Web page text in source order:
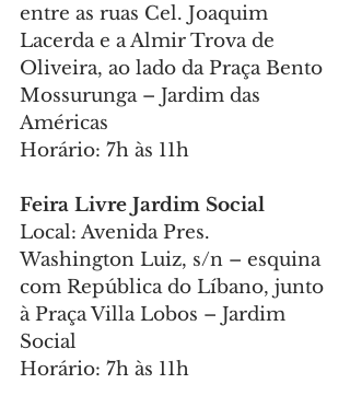
entre as ruas Cel. Joaquim
Lacerda e a Almir Trova de
Oliveira, ao lado da Praça Bento
Mossurunga – Jardim das
Américas
Horário: 7h às 11h
Feira Livre Jardim Social
Local: Avenida Pres.
Washington Luiz, s/n – esquina
com República do Líbano, junto
à Praça Villa Lobos – Jardim
Social
Horário: 7h às 11h